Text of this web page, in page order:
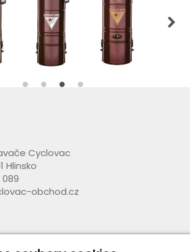
Cyclovac
Hlinsko
obchod.cz